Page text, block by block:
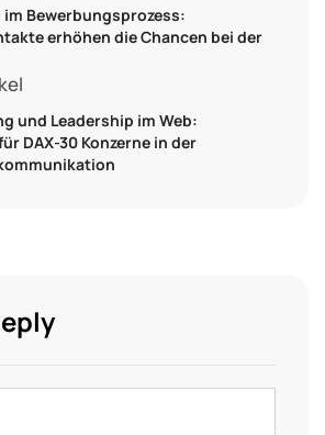
im Bewerbungsprozess:
erhöhen die Chancen bei der
und Leadership im Web:
DAX-30 Konzerne in der